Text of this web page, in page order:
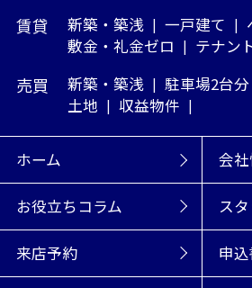
賃貸 新築・築浅 一戸建て
敷金・礼金ゼロ
テナン
売買 新築・築浅 駐車場2台分
土地
収益物件
ホーム 会
お役立ちコラム ス
来店予約 申